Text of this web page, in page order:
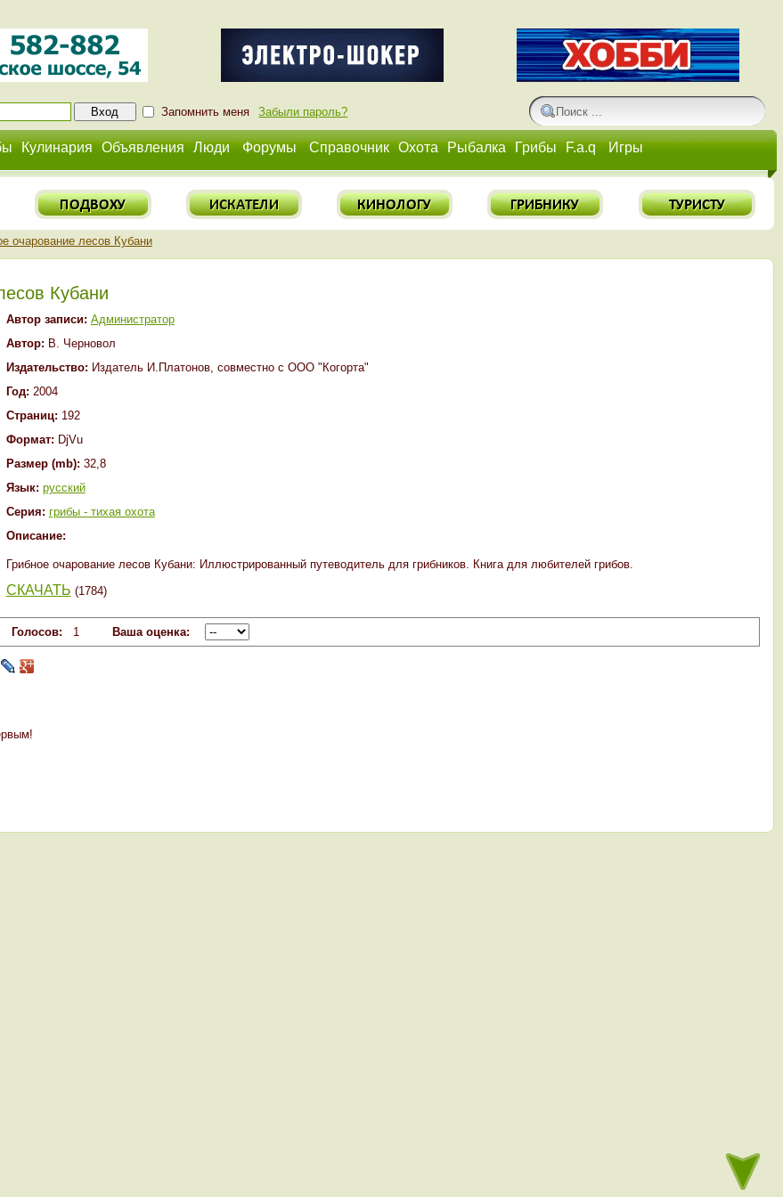
Запомнить меня Забыли пароль?
Кулинария Объявления Люди Форумы Справочник Охота Рыбалка Грибы F.a.q Игры
очарование лесов Кубани
Кубани
Автор записи: Администратор
Автор: В. Черновол
Издательство: Издатель И.Платонов, совместно с ООО "Когорта"
Год: 2004
Страниц: 192
Формат: DjVu
Размер (mb): 32,8
Язык: русский
Серия: грибы - тихая охота
Описание:
Грибное очарование лесов Кубани: Иллюстрированный путеводитель для грибников. Книга для любителей грибов.
СКАЧАТЬ (1784)
Голосов: 1 Ваша оценка: